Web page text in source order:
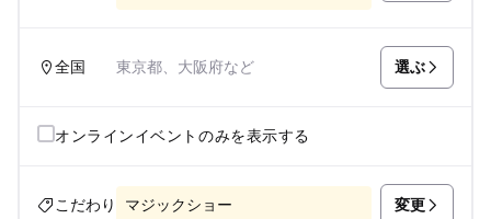
全国 東京都、大阪府など 選ぶ
オンラインイベントのみを表示する
こだわり マジックショー 変更